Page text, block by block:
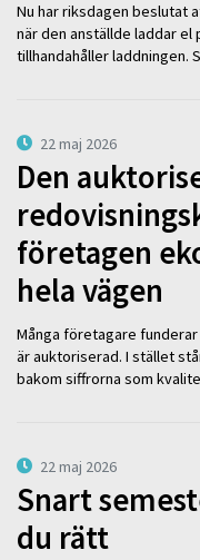
Nu har riksdagen beslutat
när den anställde laddar
tillhandahåller
22 maj 2026
Den
företagen
hela vägen
Många företagare
är auktoriserad. I stället
bakom siffrorna som
22 maj 2026
Snart
du rätt